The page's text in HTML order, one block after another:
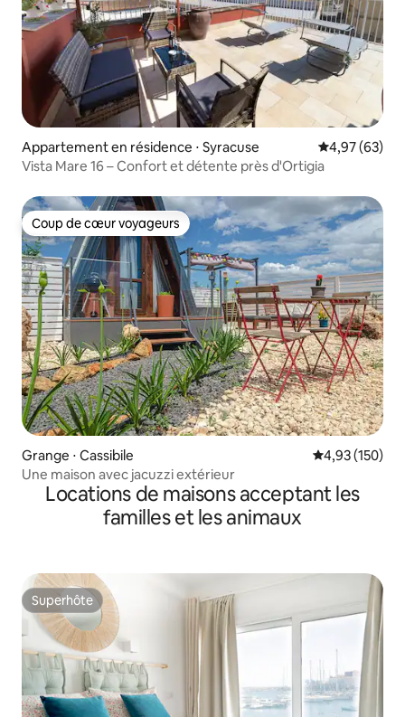
Appartement en résidence ⋅ Syracuse Évaluation
4,97 (63)
Vista Mare 16 – Confort et détente près d'Ortigia
Coup de cœur voyageurs
Coup de cœur voyageurs
Grange ⋅ Cassibile Évaluation
4,93 (150)
Une maison avec jacuzzi extérieur
Locations de maisons acceptant les
familles et les animaux
Superhôte
Superhôte